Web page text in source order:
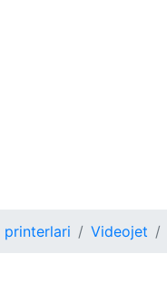
printerlari Videojet